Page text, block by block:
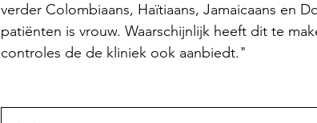
verder Colombiaans, Haïtiaans, Jamaicaans en
patiënten is vrouw. Waarschijnlijk heeft dit te
controles de de kliniek ook aanbiedt."